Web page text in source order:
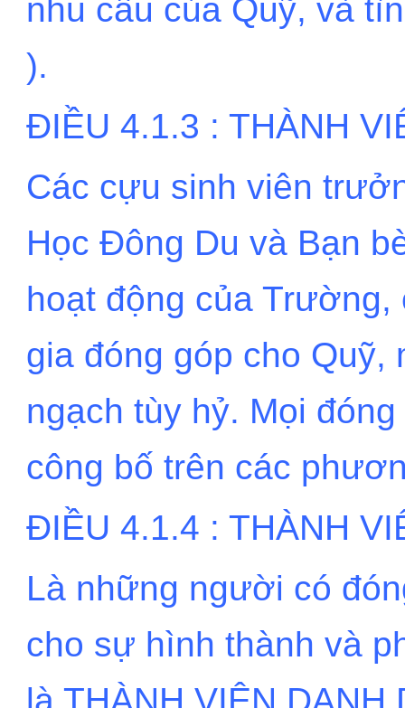
nhu cầu của Quỹ, và
).
ĐIỀU 4.1.3 : THÀNH
Các cựu sinh viên
Học Đông Du và Bạn
hoạt động của
gia đóng góp cho Quỹ,
ngạch tùy hỷ. Mọi
công bố trên các
ĐIỀU 4.1.4 : THÀNH
Là những người có
cho sự hình thành và